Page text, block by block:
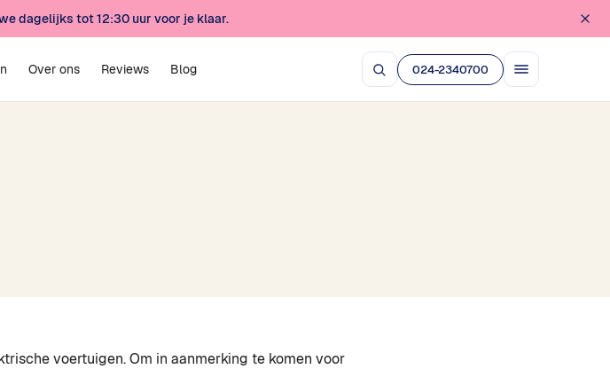
dagelijks tot 12:30 uur voor je klaar.
Over ons Reviews Blog 024-2340700
voertuigen. Om in aanmerking te komen voor